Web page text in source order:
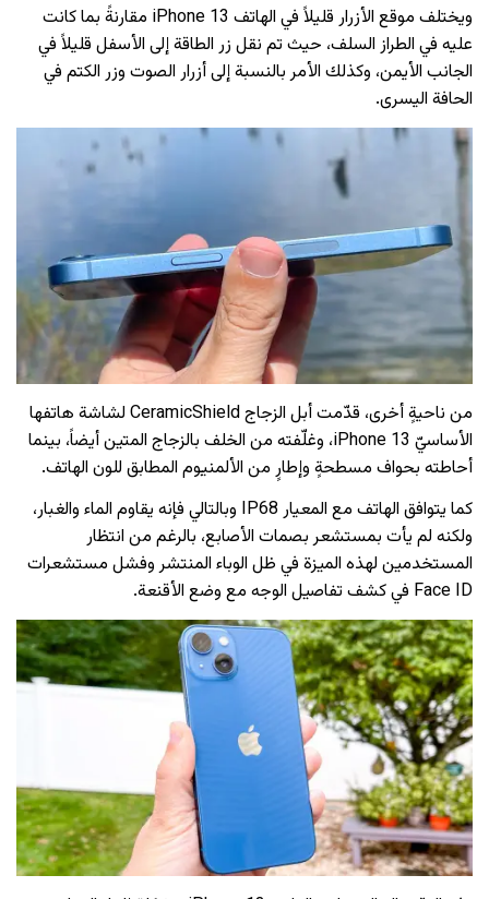
ويختلف موقع الأزرار قليلاً في الهاتف iPhone 13 مقارنةً بما كانت
عليه في الطراز السلف، حيث تم نقل زر الطاقة إلى الأسفل قليلاً في
الجانب الأيمن، وكذلك الأمر بالنسبة إلى أزرار الصوت وزر الكتم في
الحافة اليسرى.
من ناحيةٍ أخرى، قدّمت أبل الزجاج CeramicShield لشاشة هاتفها
الأساسيّ iPhone 13، وغلّفته من الخلف بالزجاج المتين أيضاً، بينما
أحاطته بحواف مسطحةٍ وإطارٍ من الألمنيوم المطابق للون الهاتف.
كما يتوافق الهاتف مع المعيار IP68 وبالتالي فإنه يقاوم الماء والغبار،
ولكنه لم يأت بمستشعر بصمات الأصابع، بالرغم من انتظار
المستخدمين لهذه الميزة في ظل الوباء المنتشر وفشل مستشعرات
Face ID في كشف تفاصيل الوجه مع وضع الأقنعة.